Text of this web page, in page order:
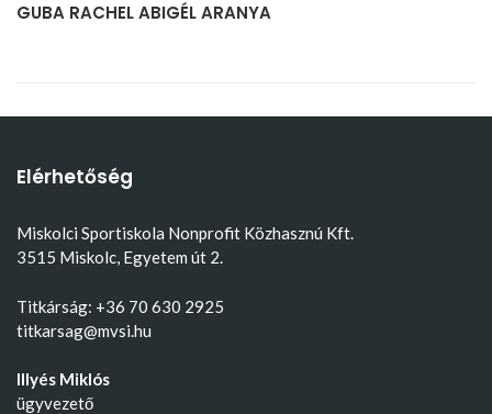
GUBA RACHEL ABIGÉL ARANYA
Elérhetőség
Miskolci Sportiskola Nonprofit Közhasznú Kft.
3515 Miskolc, Egyetem út 2.
Titkárság: +36 70 630 2925
titkarsag@mvsi.hu
Illyés Miklós
ügyvezető